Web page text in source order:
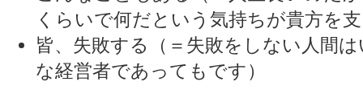
くらいで何だという気持ちが貴方を
皆、失敗する（＝失敗をしない人間
な経営者であってもです）